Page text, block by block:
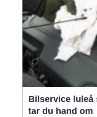
Bilservice luleå så
tar du hand om